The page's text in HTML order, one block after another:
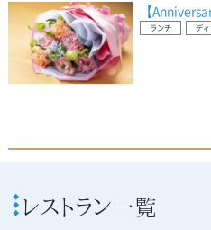
【
ランチ デ
レストラン一覧